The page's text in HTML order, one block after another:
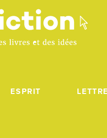
ESPRIT